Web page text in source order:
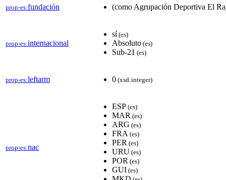
prop-es:fundación (como Agrupación Deportiva El
prop-es:internacional
sí (es)
Absoluto (es)
Sub-21 (es)
prop-es:leftarm 0 (xsd:integer)
prop-es:nac
ESP (es)
MAR (es)
ARG (es)
FRA (es)
PER (es)
URU (es)
POR (es)
GUI (es)